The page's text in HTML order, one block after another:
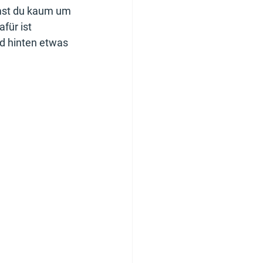
du kaum um
ist
hinten etwas